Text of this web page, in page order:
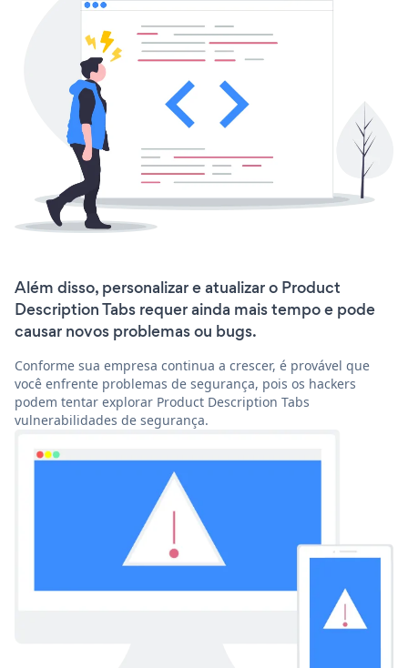
Além disso, personalizar e atualizar o Product
Description Tabs requer ainda mais tempo e pode
causar novos problemas ou bugs.
Conforme sua empresa continua a crescer, é provável que
você enfrente problemas de segurança, pois os hackers
podem tentar explorar Product Description Tabs
vulnerabilidades de segurança.